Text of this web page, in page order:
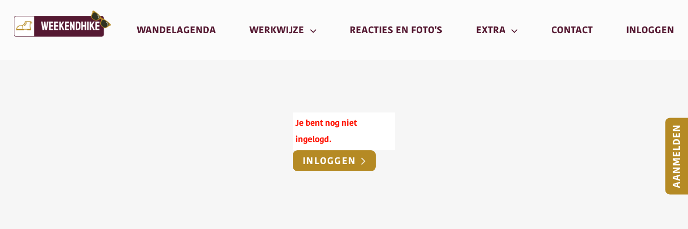
WANDELAGENDA(CURRENT)WERKWIJZE REACTIES EN FOTO'S (CURRENT)EXTRA CONTACT(CURRENT)INLOGGEN
AANMELDEN
Je bent nog niet
ingelogd.
INLOGGEN